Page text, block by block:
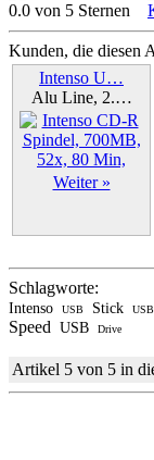
0.0 von 5 Sternen
Kunden, die diesen
Intenso U…
Alu Line, 2.…
Weiter »
Schlagworte:
Intenso USB Stick USB
Speed USB Drive
Artikel 5 von 5 in